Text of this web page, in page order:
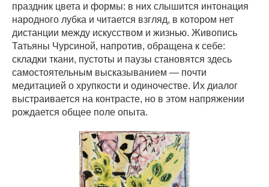
праздник цвета и формы: в них слышится интонация
народного лубка и читается взгляд, в котором нет
дистанции между искусством и жизнью. Живопись
Татьяны Чурсиной, напротив, обращена к себе:
складки ткани, пустоты и паузы становятся здесь
самостоятельным высказыванием — почти
медитацией о хрупкости и одиночестве. Их диалог
выстраивается на контрасте, но в этом напряжении
рождается общее поле опыта.